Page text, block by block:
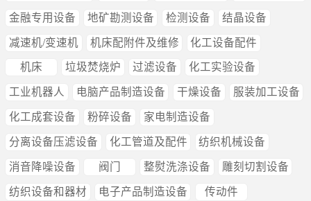
金融专用设备 地矿勘测设备 检测设备 结晶设备
减速机/变速机 机床配附件及维修 化工设备配件
机床 垃圾焚烧炉 过滤设备 化工实验设备
工业机器人 电脑产品制造设备 干燥设备 服装加工设备
化工成套设备 粉碎设备 家电制造设备
分离设备压滤设备 化工管道及配件 纺织机械设备
消音降噪设备 阀门 整熨洗涤设备 雕刻切割设备
纺织设备和器材 电子产品制造设备 传动件